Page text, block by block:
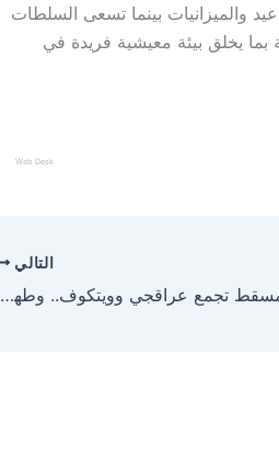
والميزانيات بينما تسعى السلطات
يخلق بيئة معيشية فريدة في
Web Desk
التالي
مسقط تجمع عراقجي وويتكوف.. وطهران تطالب واشنطن بالجدية قبل محادثات عمان النووية